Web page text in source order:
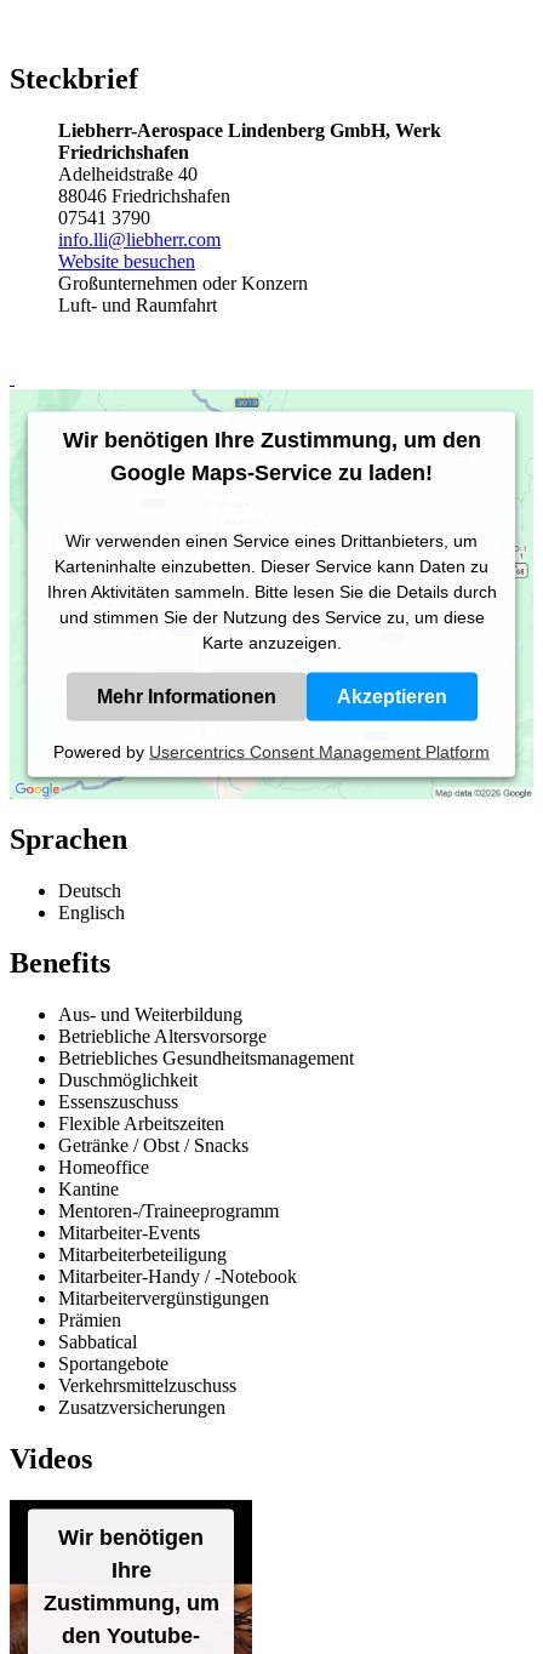
Steckbrief
Liebherr-Aerospace Lindenberg GmbH, Werk
Friedrichshafen
Adelheidstraße 40
88046 Friedrichshafen
07541 3790
info.lli@liebherr.com
Website besuchen
Großunternehmen oder Konzern
Luft- und Raumfahrt
Wir benötigen Ihre Zustimmung, um den
Google Maps-Service zu laden!
Wir verwenden einen Service eines Drittanbieters, um
Karteninhalte einzubetten. Dieser Service kann Daten zu
Ihren Aktivitäten sammeln. Bitte lesen Sie die Details durch
und stimmen Sie der Nutzung des Service zu, um diese
Karte anzuzeigen.
Mehr Informationen Akzeptieren
Powered by Usercentrics Consent Management Platform
Sprachen
Deutsch
Englisch
Benefits
Aus- und Weiterbildung
Betriebliche Altersvorsorge
Betriebliches Gesundheitsmanagement
Duschmöglichkeit
Essenszuschuss
Flexible Arbeitszeiten
Getränke / Obst / Snacks
Homeoffice
Kantine
Mentoren-/Traineeprogramm
Mitarbeiter-Events
Mitarbeiterbeteiligung
Mitarbeiter-Handy / -Notebook
Mitarbeitervergünstigungen
Prämien
Sabbatical
Sportangebote
Verkehrsmittelzuschuss
Zusatzversicherungen
Videos
Wir benötigen
Ihre
Zustimmung, um
den Youtube-